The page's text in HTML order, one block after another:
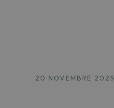
20 NOVEMBRE 2025